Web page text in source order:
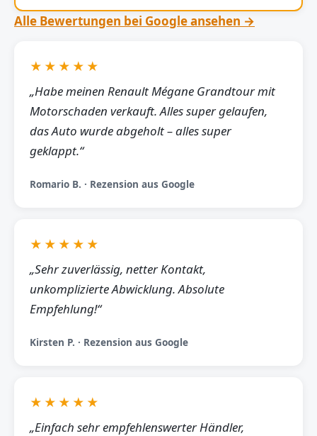
Alle Bewertungen bei Google ansehen →
★★★★★
„Habe meinen Renault Mégane Grandtour mit
Motorschaden verkauft. Alles super gelaufen,
das Auto wurde abgeholt – alles super
geklappt.“
Romario B. · Rezension aus Google
★★★★★
„Sehr zuverlässig, netter Kontakt,
unkomplizierte Abwicklung. Absolute
Empfehlung!“
Kirsten P. · Rezension aus Google
★★★★★
„Einfach sehr empfehlenswerter Händler,